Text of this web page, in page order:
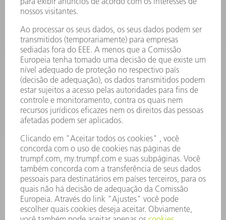
ELETRÔNICA DE POTÊNCIA
FERRAMENTAS ELÉTRICAS
SMART FACTORY
SOFTWARE
SERVIÇOS
APLICAÇÕES
SETORES
EMPRESA
CARREIRA
OFERTAS DE EMPREGO
PERFIL DA EMPRESA
CONSELHO DE ADMINISTRAÇÃO
RELATÓRIO FINANCEIRO ANUAL
PRINCÍPIOS EMPRESARIAIS
COMPLIANCE
SISTEMA DE DENÚNCIAS
SEGURANÇA
COMUNICADOS À IMPRENSA
REVISTAS
SUSTENTABILIDADE
MEIO AMBIENTE E CLIMA
SOCIAL E CORPORATIVO